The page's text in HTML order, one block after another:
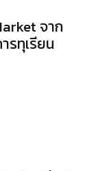
จาก
รทุเรียน